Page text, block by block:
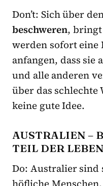
Don’t: Sich über
beschweren,
werden sofort eine
anfangen, dass sie
und alle anderen
über das schlechte
keine gute Idee.
AUSTRALIEN –
TEIL DER
Do: Australier sind